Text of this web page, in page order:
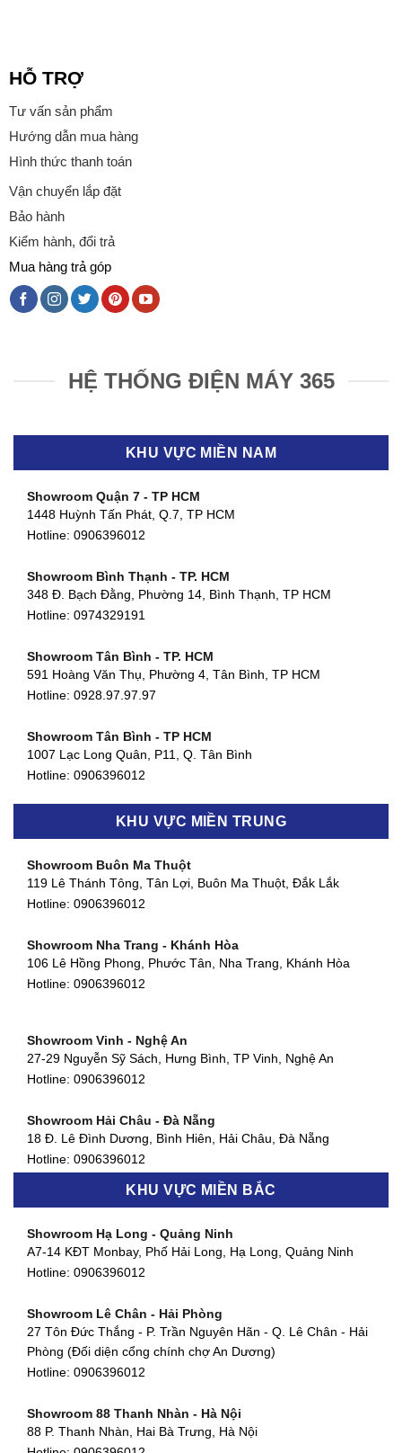
HỖ TRỢ
Tư vấn sản phẩm
Hướng dẫn mua hàng
Hình thức thanh toán
Vận chuyển lắp đặt
Bảo hành
Kiểm hành, đổi trả
Mua hàng trả góp
HỆ THỐNG ĐIỆN MÁY 365
KHU VỰC MIỀN NAM
Showroom Quận 7 - TP HCM
1448 Huỳnh Tấn Phát, Q.7, TP HCM
Hotline: 0906396012
Showroom Bình Thạnh - TP. HCM
348 Đ. Bạch Đằng, Phường 14, Bình Thạnh, TP HCM
Hotline: 0974329191
Showroom Tân Bình - TP. HCM
591 Hoàng Văn Thụ, Phường 4, Tân Bình, TP HCM
Hotline: 0928.97.97.97
Showroom Tân Bình - TP HCM
1007 Lạc Long Quân, P11, Q. Tân Bình
Hotline: 0906396012
Showroom Biên Hòa - Đồng Nai
Showroom Thuận An - Bình Dương
Showroom Quận 11 - TP. HCM
Showroom Quận 4 - TP. HCM
127 Khánh Hội, Phường 3, Quận 4,TP. HCM
Showroom Quận 7 - TP. HCM
877 Huỳnh Tấn Phát, Phú Thuận, Quận 7, TP HCM
Hotline:0906396012
580 Phan Văn Trị, Phường 7, Quận 5, TP HCM
Hotline:0906396012
90 Đ. Cộng Hòa, Phường 4, Tân Bình, TP HCM
Hotline:0906396012
KHU VỰC MIỀN TRUNG
Showroom Buôn Ma Thuột
119 Lê Thánh Tông, Tân Lợi, Buôn Ma Thuột, Đắk Lắk
Hotline: 0906396012
Showroom Nha Trang - Khánh Hòa
106 Lê Hồng Phong, Phước Tân, Nha Trang, Khánh Hòa
Hotline: 0906396012
Showroom Vinh - Nghệ An
27-29 Nguyễn Sỹ Sách, Hưng Bình, TP Vinh, Nghệ An
Hotline: 0906396012
Showroom Hải Châu - Đà Nẵng
18 Đ. Lê Đình Dương, Bình Hiên, Hải Châu, Đà Nẵng
Hotline: 0906396012
Showroom Thanh Khê - Đà Nẵng
Hotline:0906396012
Showroom Cẩm Lệ - Đà Nẵng
Hotline:0906396012
Showroom Huế
54 Hùng Vương, Phú Hội, Thành phố Huế, Thừa Thiên Huế
Showroom Hà Tĩnh
KHU VỰC MIỀN BẮC
Showroom Hạ Long - Quảng Ninh
A7-14 KĐT Monbay, Phố Hải Long, Hạ Long, Quảng Ninh
Hotline: 0906396012
Showroom Lê Chân - Hải Phòng
27 Tôn Đức Thắng - P. Trần Nguyên Hãn - Q. Lê Chân - Hải
Phòng (Đối diện cổng chính chợ An Dương)
Hotline: 0906396012
Showroom 88 Thanh Nhàn - Hà Nội
88 P. Thanh Nhàn, Hai Bà Trưng, Hà Nội